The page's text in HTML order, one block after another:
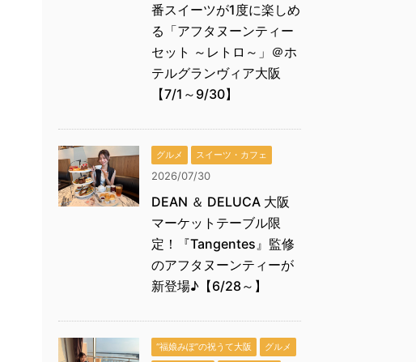
番スイーツが1度に楽しめ
る「アフタヌーンティー
セット ～レトロ～」＠ホ
テルグランヴィア大阪
【7/1～9/30】
グルメ スイーツ・カフェ
2026/07/30
DEAN ＆ DELUCA 大阪
マーケットテーブル限
定！『Tangentes』監修
のアフタヌーンティーが
新登場♪【6/28～】
“福娘みぽ”の祝うて大阪
グルメ